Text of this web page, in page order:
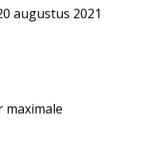
augustus 2021